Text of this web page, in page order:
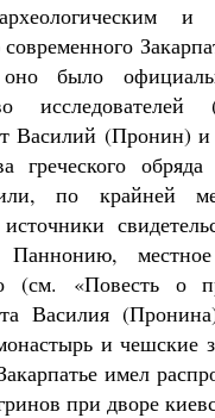
было
Василий (Пронин) и
греческого
по крайней
источники
местное
(см. «Повесть о
Василия
и чешские
имел
при дворе